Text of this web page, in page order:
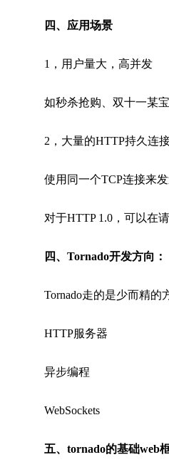
四、应用场景
1，用户量大，高并发
如秒杀抢购、双十一某宝
2，大量的HTTP持久连
使用同一个TCP连接来发
对于HTTP 1.0，可以在请
四、Tornado开发方向：
Tornado走的是少而精的
HTTP服务器
异步编程
WebSockets
五、tornado的基础web